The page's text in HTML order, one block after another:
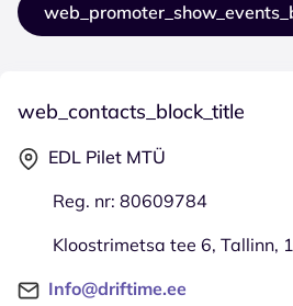
web_contacts_block_title
EDL Pilet MTÜ
Reg. nr: 80609784
Kloostrimetsa tee 6, Tallinn,
Info@driftime.ee